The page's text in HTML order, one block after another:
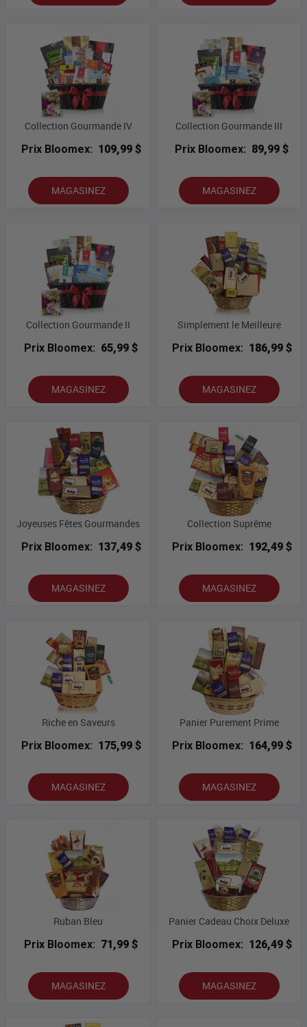
Collection Gourmande IV
Prix Bloomex: 109,99 $
MAGASINEZ
Collection Gourmande III
Prix Bloomex: 89,99 $
MAGASINEZ
Collection Gourmande II
Prix Bloomex: 65,99 $
MAGASINEZ
Simplement le Meilleure
Prix Bloomex: 186,99 $
MAGASINEZ
Joyeuses Fêtes Gourmandes
Prix Bloomex: 137,49 $
MAGASINEZ
Collection Suprême
Prix Bloomex: 192,49 $
MAGASINEZ
Riche en Saveurs
Prix Bloomex: 175,99 $
MAGASINEZ
Panier Purement Prime
Prix Bloomex: 164,99 $
MAGASINEZ
Ruban Bleu
Prix Bloomex: 71,99 $
MAGASINEZ
Panier Cadeau Choix Deluxe
Prix Bloomex: 126,49 $
MAGASINEZ